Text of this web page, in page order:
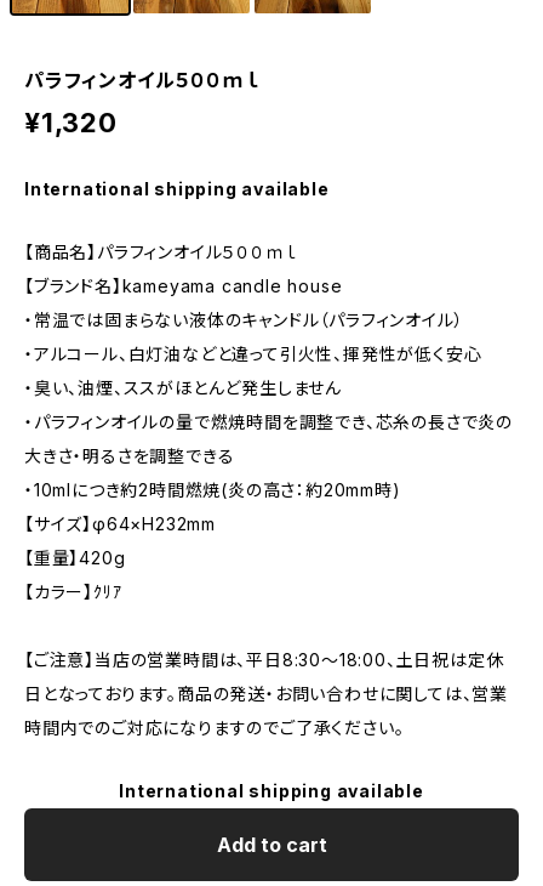
パラフィンオイル５００ｍｌ
¥1,320
International shipping available
【商品名】パラフィンオイル５００ｍｌ
【ブランド名】kameyama candle house
・常温では固まらない液体のキャンドル（パラフィンオイル）
・アルコール、白灯油などと違って引火性、揮発性が低く安心
・臭い、油煙、ススがほとんど発生しません
・パラフィンオイルの量で燃焼時間を調整でき、芯糸の長さで炎の
大きさ・明るさを調整できる
・10mlにつき約2時間燃焼(炎の高さ：約20mm時)
【サイズ】φ64×H232mm
【重量】420g
【カラー】ｸﾘｱ
【ご注意】当店の営業時間は、平日8:30～18:00、土日祝は定休
日となっております。商品の発送・お問い合わせに関しては、営業
時間内でのご対応になりますのでご了承ください。
International shipping available
Add to cart